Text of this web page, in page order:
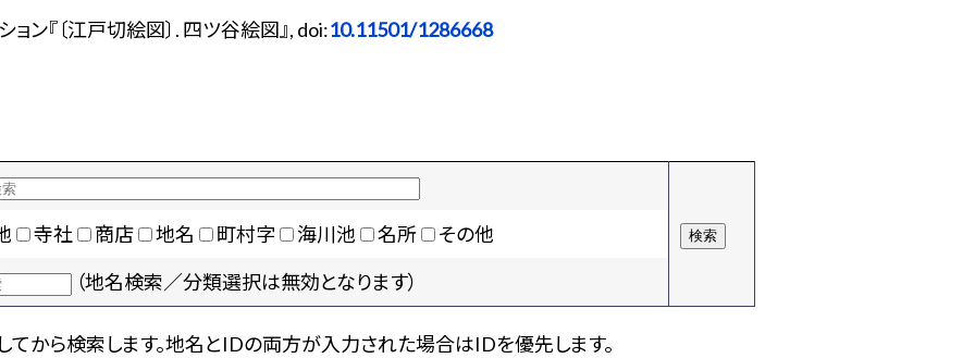
ン『〔江戸切絵図〕. 四ツ谷絵図』, doi:10.11501/1286668
寺社 商店 地名 町村字 海川池 名所
その他
（地名検索／分類選択は無効となります）
から検索します。地名とIDの両方が入力された場合はIDを優先します。